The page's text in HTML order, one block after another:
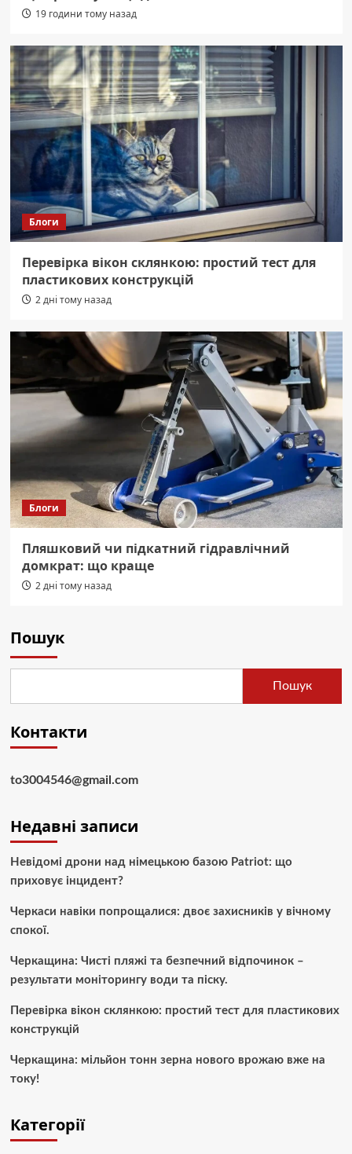
19 години тому назад
Блоги
Перевірка вікон склянкою: простий тест для
пластикових конструкцій
2 дні тому назад
Блоги
Пляшковий чи підкатний гідравлічний
домкрат: що краще
2 дні тому назад
Пошук
Пошук
Контакти
to3004546@gmail.com
Недавні записи
Невідомі дрони над німецькою базою Patriot: що
приховує інцидент?
Черкаси навіки попрощалися: двоє захисників у вічному
спокої.
Черкащина: Чисті пляжі та безпечний відпочинок –
результати моніторингу води та піску.
Перевірка вікон склянкою: простий тест для пластикових
конструкцій
Черкащина: мільйон тонн зерна нового врожаю вже на
току!
Категорії